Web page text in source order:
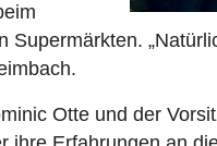
Otte und der